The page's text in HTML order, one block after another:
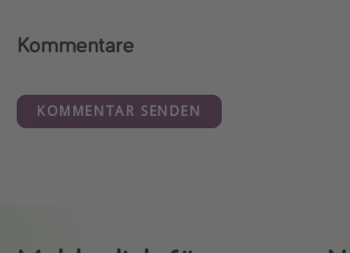
Kommentare
KOMMENTAR SENDEN